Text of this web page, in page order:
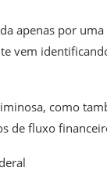
apenas por
vem
como
de fluxo